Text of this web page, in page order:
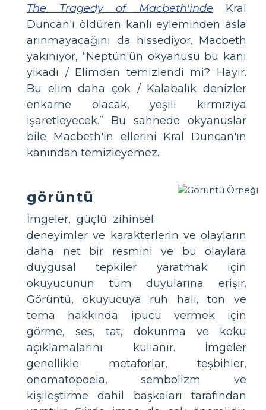
The Tragedy of Macbeth'inde Kral
Duncan'ı öldüren kanlı eyleminden asla
arınmayacağını da hissediyor. Macbeth
yakınıyor, “Neptün'ün okyanusu bu kanı
yıkadı / Elimden temizlendi mi? Hayır.
Bu elim daha çok / Kalabalık denizler
enkarne olacak, yeşili kırmızıya
işaretleyecek.” Bu sahnede okyanuslar
bile Macbeth'in ellerini Kral Duncan'ın
kanından temizleyemez.
görüntü
İmgeler, güçlü zihinsel
deneyimler ve karakterlerin ve olayların
daha net bir resmini ve bu olaylara
duygusal tepkiler yaratmak için
okuyucunun tüm duyularına erişir.
Görüntü, okuyucuya ruh hali, ton ve
tema hakkında ipucu vermek için
görme, ses, tat, dokunma ve koku
açıklamalarını kullanır. İmgeler
genellikle metaforlar, teşbihler,
onomatopoeia, sembolizm ve
kişileştirme dahil başkaları tarafından